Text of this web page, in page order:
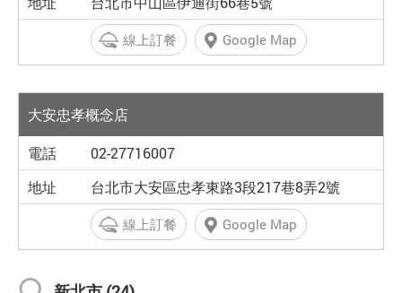
線上訂餐 Google Map
大安忠孝概念店
02-27716007
台北市大安區忠孝東路3段217巷8弄2號
線上訂餐 Google Map